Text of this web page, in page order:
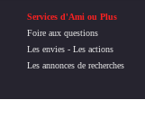
Services d'Ami ou Plus
Foire aux questions
Les envies - Les actions
Les annonces de recherches